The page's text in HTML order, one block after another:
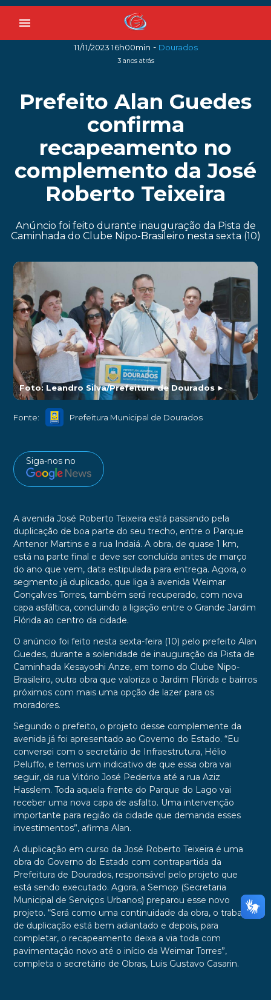
menu
11/11/2023 16h00min - Dourados
3 anos atrás
Prefeito Alan Guedes
confirma
recapeamento no
complemento da José
Roberto Teixeira
Anúncio foi feito durante inauguração da Pista de
Caminhada do Clube Nipo-Brasileiro nesta sexta (10)
Foto: Leandro Silva/Prefeitura de Dourados►
Fonte: Prefeitura Municipal de Dourados
Siga-nos no
A avenida José Roberto Teixeira está passando pela
duplicação de boa parte do seu trecho, entre o Parque
Antenor Martins e a rua Indaiá. A obra, de quase 1 km,
está na parte final e deve ser concluída antes de março
do ano que vem, data estipulada para entrega. Agora, o
segmento já duplicado, que liga à avenida Weimar
Gonçalves Torres, também será recuperado, com nova
capa asfáltica, concluindo a ligação entre o Grande Jardim
Flórida ao centro da cidade.
O anúncio foi feito nesta sexta-feira (10) pelo prefeito Alan
Guedes, durante a solenidade de inauguração da Pista de
Caminhada Kesayoshi Anze, em torno do Clube Nipo-
Brasileiro, outra obra que valoriza o Jardim Flórida e bairros
próximos com mais uma opção de lazer para os
moradores.
Segundo o prefeito, o projeto desse complemente da
avenida já foi apresentado ao Governo do Estado. “Eu
conversei com o secretário de Infraestrutura, Hélio
Peluffo, e temos um indicativo de que essa obra vai
seguir, da rua Vitório José Pederiva até a rua Aziz
Hasslem. Toda aquela frente do Parque do Lago vai
receber uma nova capa de asfalto. Uma intervenção
importante para região da cidade que demanda esses
investimentos”, afirma Alan.
A duplicação em curso da José Roberto Teixeira é uma
obra do Governo do Estado com contrapartida da
Prefeitura de Dourados, responsável pelo projeto que
está sendo executado. Agora, a Semop (Secretaria
Municipal de Serviços Urbanos) preparou esse novo
projeto. “Será como uma continuidade da obra, o trabalho
de duplicação está bem adiantado e depois, para
completar, o recapeamento deixa a via toda com
pavimentação novo até o início da Weimar Torres”,
completa o secretário de Obras, Luis Gustavo Casarin.